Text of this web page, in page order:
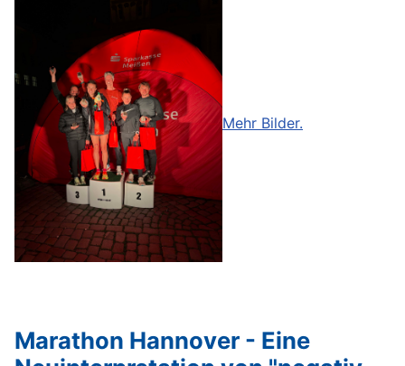
Mehr Bilder.
Marathon Hannover - Eine